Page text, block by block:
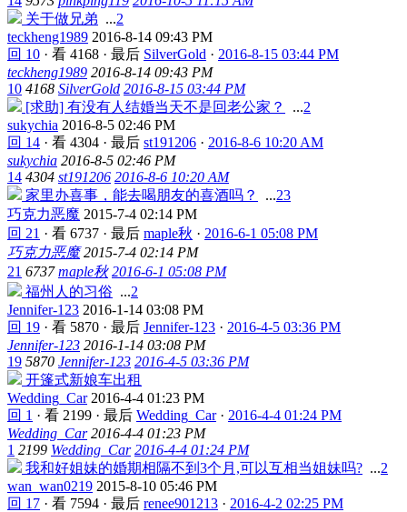
关于做兄弟 ...2
teckheng1989 2016-8-14 09:43 PM
回 10 · 看 4168 · 最后 SilverGold · 2016-8-15 03:44 PM
teckheng1989 2016-8-14 09:43 PM
10 4168 SilverGold 2016-8-15 03:44 PM
[求助] 有没有人结婚当天不是回老公家？
...2
sukychia 2016-8-5 02:46 PM
回 14 · 看 4304 · 最后 st191206 · 2016-8-6 10:20 AM
sukychia 2016-8-5 02:46 PM
14 4304 st191206 2016-8-6 10:20 AM
家里办喜事，能去喝朋友的喜酒吗？
...23
巧克力恶魔 2015-7-4 02:14 PM
回 21 · 看 6737 · 最后 maple秋 · 2016-6-1 05:08 PM
巧克力恶魔 2015-7-4 02:14 PM
21 6737 maple秋 2016-6-1 05:08 PM
福州人的习俗 ...2
Jennifer-123 2016-1-14 03:08 PM
回 19 · 看 5870 · 最后 Jennifer-123 · 2016-4-5 03:36 PM
Jennifer-123 2016-1-14 03:08 PM
19 5870 Jennifer-123 2016-4-5 03:36 PM
开篷式新娘车出租
Wedding_Car 2016-4-4 01:23 PM
回 1 · 看 2199 · 最后 Wedding_Car· 2016-4-4 01:24 PM
Wedding_Car 2016-4-4 01:23 PM
1 2199 Wedding_Car 2016-4-4 01:24 PM
我和好姐妹的婚期相隔不到3个月,可以互相当姐妹吗? ...2
wan_wan0219 2015-8-10 05:46 PM
回 17 · 看 7594 · 最后 renee901213 · 2016-4-2 02:25 PM